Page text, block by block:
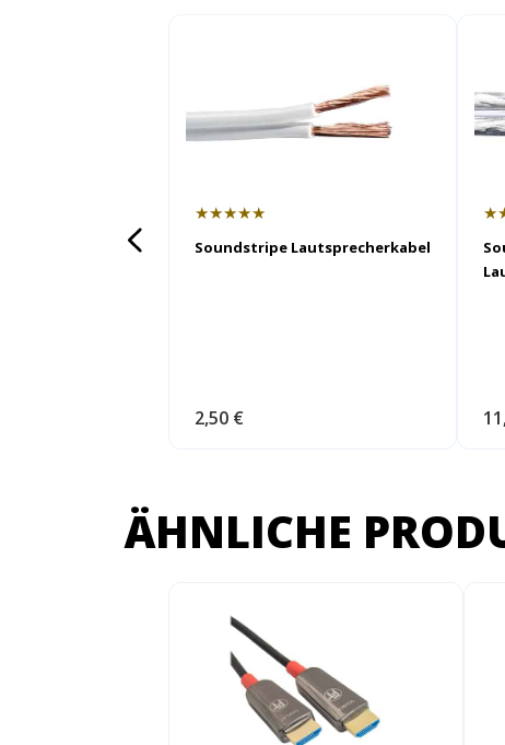
★★★★★
Soundstripe Lautsprecherkabel
2,50 €
ÄHNLICHE